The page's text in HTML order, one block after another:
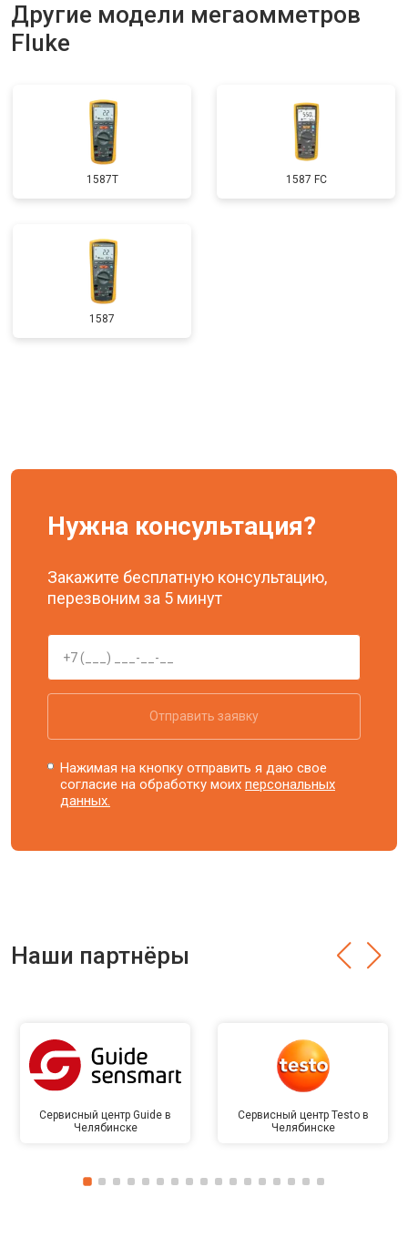
Другие модели мегаомметров
Fluke
1587T 1587 FC
1587
Нужна консультация?
Закажите бесплатную консультацию,
перезвоним за 5 минут
Отправить заявку
Нажимая на кнопку отправить я даю свое
согласие на обработку моихперсональных
данных.
Наши партнёры
Сервисный центр Guide в
Челябинске
Сервисный центр Testo в
Челябинске